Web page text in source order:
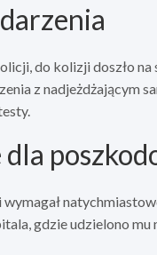
do kolizji doszło
z nadjeżdżającym
wymagał
gdzie udzielono